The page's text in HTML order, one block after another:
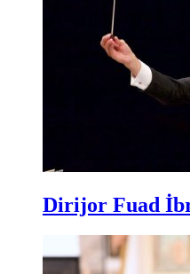
Dirijor Fuad